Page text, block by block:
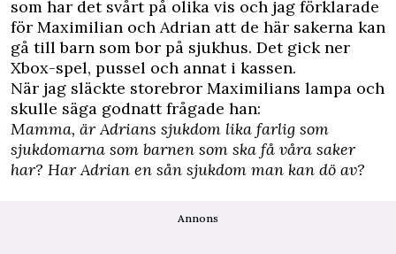
som har det svårt på olika vis och jag förklarade
för Maximilian och Adrian att de här sakerna kan
gå till barn som bor på sjukhus. Det gick ner
Xbox-spel, pussel och annat i kassen.
När jag släckte storebror Maximilians lampa och
skulle säga godnatt frågade han:
Mamma, är Adrians sjukdom lika farlig som
sjukdomarna som barnen som ska få våra saker
har? Har Adrian en sån sjukdom man kan dö av?
Annons